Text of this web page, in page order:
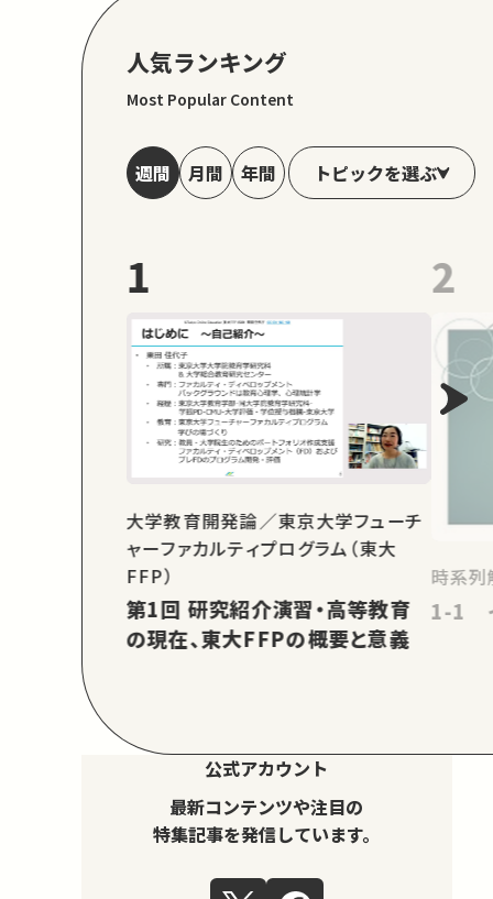
人気ランキング
Most Popular Content
週間 月間 年間 トピックを選ぶ
1
大学教育開発論／東京大学フューチ
ャーファカルティプログラム（東大
FFP）
第1回 研究紹介演習・高等教育
の現在、東大FFPの概要と意義
2
時系列
1-1
公式アカウント
最新コンテンツや注目の
特集記事を発信しています。